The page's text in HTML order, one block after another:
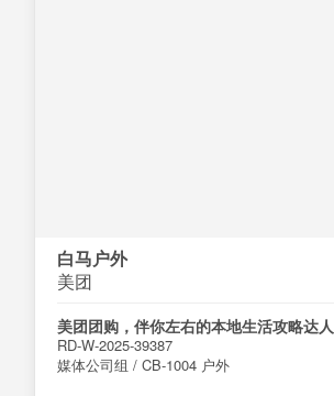
白马户外
美团
美团团购，伴你左右的本地生活攻略达人
RD-W-2025-39387
媒体公司组 / CB-1004 户外